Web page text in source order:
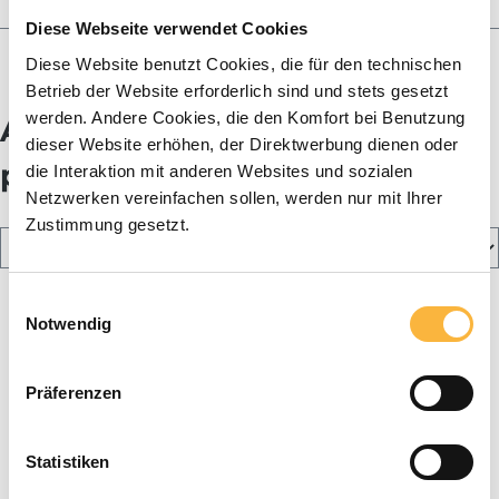
Diese Webseite verwendet Cookies
Diese Website benutzt Cookies, die für den technischen
Betrieb der Website erforderlich sind und stets gesetzt
werden. Andere Cookies, die den Komfort bei Benutzung
dieser Website erhöhen, der Direktwerbung dienen oder
die Interaktion mit anderen Websites und sozialen
Netzwerken vereinfachen sollen, werden nur mit Ihrer
Zustimmung gesetzt.
Notwendig
Präferenzen
Statistiken
Accessoires adaptés au fond
plat